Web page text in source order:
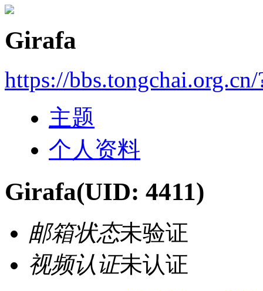
Girafa
https://bbs.tongchai.org.cn/
主题
个人资料
Girafa(UID: 4411)
邮箱状态未验证
视频认证未认证